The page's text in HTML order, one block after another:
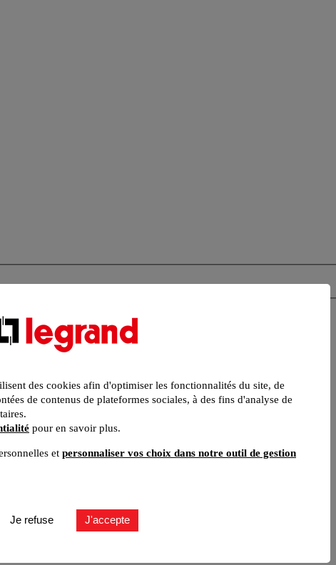
des cookies afin d'optimiser les fonctionnalités du site, de
de contenus de plateformes sociales, à des fins d'analyse de
pour en savoir plus.
et personnaliser vos choix dans notre outil de gestion
Je refuse J'accepte